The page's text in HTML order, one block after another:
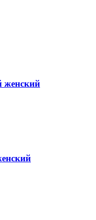
женский